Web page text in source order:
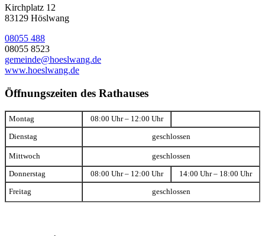
Kirchplatz 12
83129 Höslwang
08055 488
08055 8523
gemeinde@hoeslwang.de
www.hoeslwang.de
Öffnungszeiten des Rathauses
Montag 08:00 Uhr – 12:00 Uhr
Dienstag geschlossen
Mittwoch geschlossen
Donnerstag 08:00 Uhr – 12:00 Uhr 14:00 Uhr – 18:00 Uhr
Freitag geschlossen